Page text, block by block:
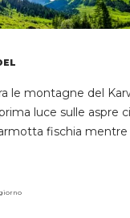
le montagne del
luce sulle aspre
fischia mentre
giorni nel cuore
progettata
giorno